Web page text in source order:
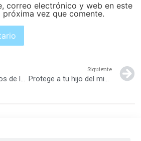
correo electrónico y web en este
vez que comente.
Protege a tus hijos de los gérmenes en la escuela
Siguiente
Protege a tu hijo del miedo a perder